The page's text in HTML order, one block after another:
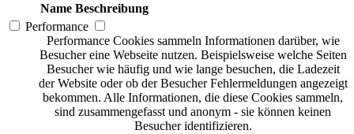
Name Beschreibung
Performance
Performance Cookies sammeln Informationen darüber, wie
Besucher eine Webseite nutzen. Beispielsweise welche Seiten
Besucher wie häufig und wie lange besuchen, die Ladezeit
der Website oder ob der Besucher Fehlermeldungen angezeigt
bekommen. Alle Informationen, die diese Cookies sammeln,
sind zusammengefasst und anonym - sie können keinen
Besucher identifizieren.